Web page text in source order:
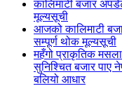
कालिमाटी बजार
मूल्यसूची
आजको कालिमाटी
सम्पूर्ण थोक मूल्यसूची
महँगो प्राकृतिक मसला
सुनिश्चित बजार पाए
बलियो आधार